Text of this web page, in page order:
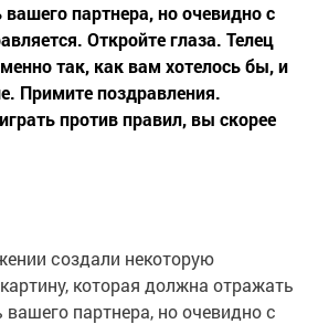
партнера, но очевидно с
Откройте глаза. Телец
так, как вам хотелось бы, и
Примите поздравления.
против правил, вы скорее
создали некоторую
которая должна отражать
партнера, но очевидно с